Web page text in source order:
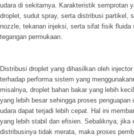
udara di sekitarnya. Karakteristik semprotan
droplet, sudut spray, serta distribusi partikel,
nozzle, tekanan injeksi, serta sifat fisik fluida
tegangan permukaan.
Distribusi droplet yang dihasilkan oleh
terhadap performa sistem yang
misalnya, droplet bahan bakar yang lebih
yang lebih besar sehingga proses penguapan
udara dapat terjadi lebih cepat. Hal ini
yang lebih stabil dan efisien. Sebaliknya, jika
distribusinya tidak merata, maka proses